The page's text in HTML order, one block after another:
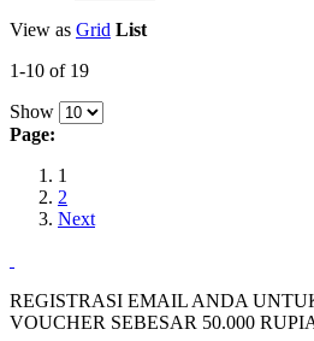
View as Grid List
1-10 of 19
Show
Page:
1
2
Next
REGISTRASI EMAIL ANDA
VOUCHER SEBESAR 50.000